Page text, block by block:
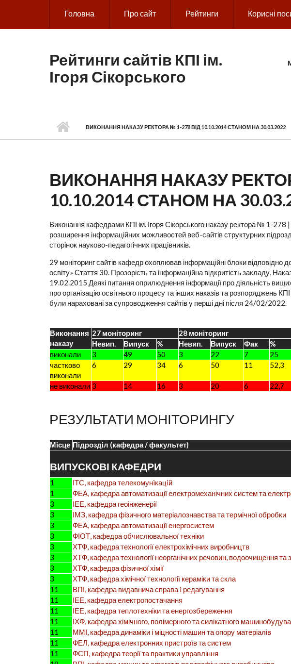
Головна Про сайт Рейтинги Корисні
Рейтинги сайтів КПІ ім.
Ігоря Сікорського
MAIN
ВИКОНАННЯ НАКАЗУ РЕКТОРА № 1-278 ВІД 10.10.2014 СТАНОМ НА 30.03.2022
ВИКОНАННЯ НАКАЗУ
10.10.2014 СТАНОМ НА
Виконання кафедрами КПІ ім. Ігоря Сікорського наказу ректора № 1-
розширення інформаційних можливостей веб-сайтів структурних
сторінок науково-педагогічних працівників.
29 моніторинг сайтів кафедр охоплював інформаційні блоки
освіту» Стаття 30. Прозорість та інформаційна відкритість закладу,
19.02.2015 Деякі питання оприлюднення інформації про діяльність
про організацію освітнього процесу та інших наказів та розпоряджень
були нараховані за супроводження сайтів у перші дні після 24/02/2022.
Виконання
наказу
27 моніторинг 28 моніторинг
Невип.
Випуск % Невип. Випуск Фак %
виконали
3 49 50 3 22 7 25
частково
виконали
6 29 34 6 50 11 52,3
не виконали 3 14 16 3 20 6 22,7
РЕЗУЛЬТАТИ МОНІТОРИНГУ
Місце Підрозділ (кафедра / факультет)
ВИПУСКОВІ КАФЕДРИ
1
ІТС, кафедра телекомунiкацiй
1
ФЕА, кафедра автоматизації електромеханічних систем та
3
ІЕЕ, кафедра геоінженерії
3
ІМЗ, кафедра фізичного матеріалознавства та термічної обробки
3
ФЕА, кафедра автоматизації енергосистем
3
ФІОТ, кафедра обчислювальної техніки
3
ХТФ, кафедра технології електрохімічних виробництв
3
ХТФ, кафедра технології неорганічних речовин, водоочищення та
3
ХТФ, кафедра фізичної хімії
3
ХТФ, кафедра хімічної технології кераміки та скла
11
ВПІ, кафедра видавнича справа i редагування
11
ІЕЕ, кафедра електропостачання
11
ІЕЕ, кафедра теплотехніки та енергозбереження
11
ІХФ, кафедра хімічного, полімерного та силікатного
11
ММІ, кафедра динаміки і міцності машин та опору матеріалів
11
ФЕЛ, кафедра електронних пристроїв та систем
11
ФСП, кафедра теорії та практики управління